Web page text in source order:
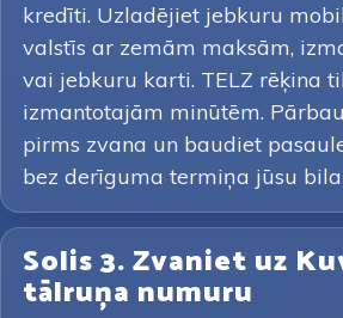
kredīti. Uzladējiet jebkuru
valstīs ar zemām maksām,
vai jebkuru karti. TELZ rēķina
izmantotajām minūtēm.
pirms zvana un baudiet
bez derīguma termiņa jūsu
Solis 3. Zvaniet uz
tālruņa numuru